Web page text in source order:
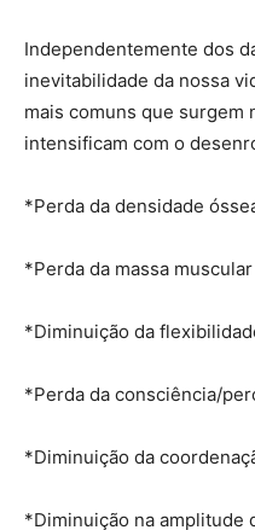
Independentemente dos
inevitabilidade da nossa
mais comuns que surgem
intensificam com o
*Perda da densidade
*Perda da massa
*Diminuição da
*Perda da consciência/
*Diminuição da
*Diminuição na amplitude